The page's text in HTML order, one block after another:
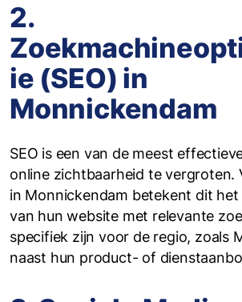
2.
ie (SEO) in
Monnickendam
SEO is een van de meest
online zichtbaarheid te vergroten.
in Monnickendam betekent dit het
van hun website met relevante
specifiek zijn voor de regio, zoals
naast hun product- of